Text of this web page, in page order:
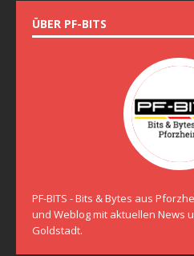
ÜBER PF-BITS
PF-BITS - Bits & Bytes aus
und Weblog mit aktuellen News
Goldstadt.